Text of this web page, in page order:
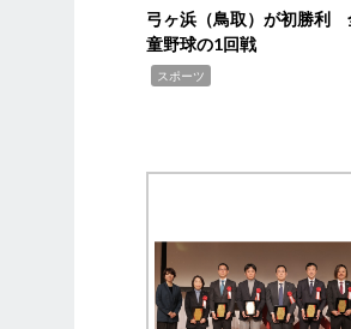
弓ヶ浜（鳥取）が初勝利
童野球の1回戦
スポーツ